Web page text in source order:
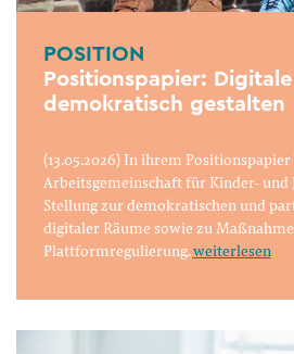
POSITION
Positionspapier: Digitale
demokratisch gestalten
(13.05.2026) In ihrem
Arbeitsgemeinschaft für Kinder- und
Stellung zur demokratischen und
digitaler Räume sowie zu
Plattformregulierung.weiterlesen